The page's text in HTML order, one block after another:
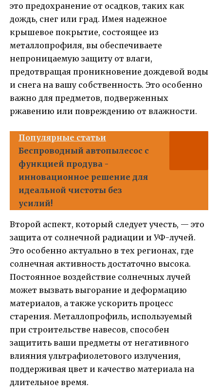
это предохранение от осадков, таких как
дождь, снег или град. Имея надежное
крышевое покрытие, состоящее из
металлопрофиля, вы обеспечиваете
непроницаемую защиту от влаги,
предотвращая проникновение дождевой воды
и снега на вашу собственность. Это особенно
важно для предметов, подверженных
ржавению или повреждению от влажности.
Популярные статьи
Беспроводный автопылесос с
функцией продува -
инновационное решение для
идеальной чистоты без
усилий!
Второй аспект, который следует учесть, — это
защита от солнечной радиации и УФ-лучей.
Это особенно актуально в тех регионах, где
солнечная активность достаточно высока.
Постоянное воздействие солнечных лучей
может вызвать выгорание и деформацию
материалов, а также ускорить процесс
старения. Металлопрофиль, используемый
при строительстве навесов, способен
защитить ваши предметы от негативного
влияния ультрафиолетового излучения,
поддерживая цвет и качество материала на
длительное время.